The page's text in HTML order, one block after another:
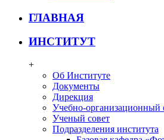
ГЛАВНАЯ
ИНСТИТУТ
+
Об Институте
Документы
Дирекция
Учебно-организационный
Ученый совет
Подразделения института